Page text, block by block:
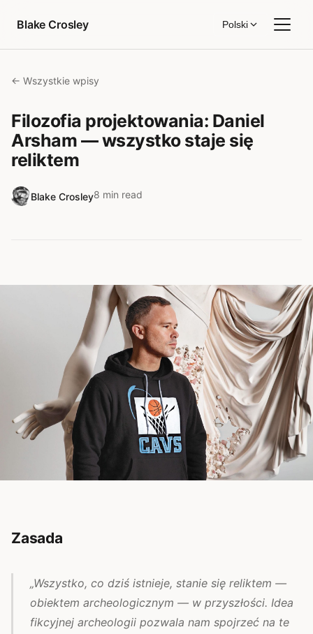
Blake Crosley
Polski
← Wszystkie wpisy
Filozofia projektowania: Daniel
Arsham — wszystko staje się
reliktem
Blake Crosley8 min read
Zasada
„Wszystko, co dziś istnieje, stanie się reliktem —
obiektem archeologicznym — w przyszłości. Idea
fikcyjnej archeologii pozwala nam spojrzeć na te